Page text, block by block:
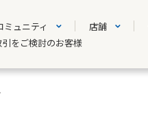
ミュニティ 店舗
をご検討のお客様